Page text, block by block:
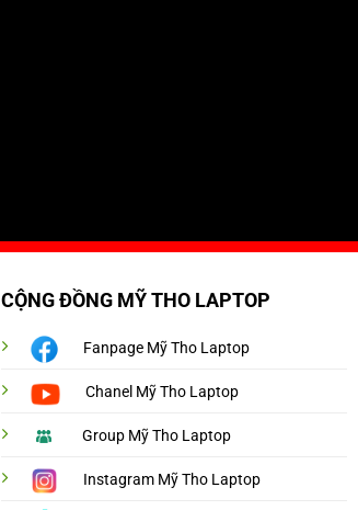
CỘNG ĐỒNG MỸ THO LAPTOP
Fanpage Mỹ Tho Laptop
Chanel Mỹ Tho Laptop
Group Mỹ Tho Laptop
Instagram Mỹ Tho Laptop